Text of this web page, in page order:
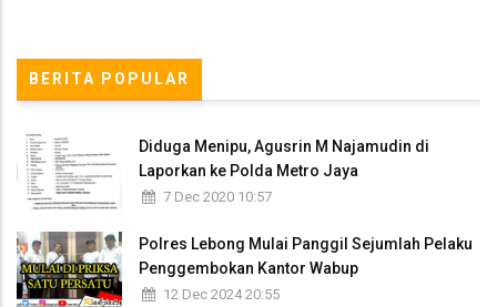
BERITA POPULAR
Diduga Menipu, Agusrin M Najamudin di
Laporkan ke Polda Metro Jaya
7 Dec 2020 10:57
Polres Lebong Mulai Panggil Sejumlah Pelaku
Penggembokan Kantor Wabup
12 Dec 2024 20:55